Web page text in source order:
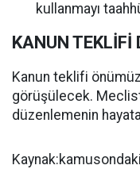
kullanmayı
KANUN TEKLİFİ
Kanun teklifi
görüşülecek.
düzenlemenin